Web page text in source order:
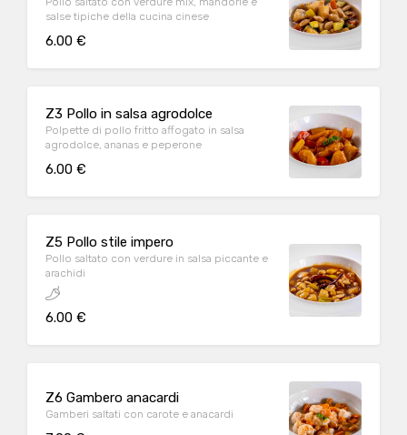
salse tipiche della cucina cinese
6.00 €
Z3 Pollo in salsa agrodolce
Polpette di pollo fritto affogato in salsa
agrodolce, ananas e peperone
6.00 €
Z5 Pollo stile impero
Pollo saltato con verdure in salsa piccante e
arachidi
6.00 €
Z6 Gambero anacardi
Gamberi saltati con carote e anacardi